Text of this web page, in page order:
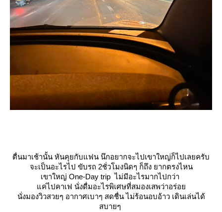
ตื่นมาเช้านั้น หันคุยกับแฟน นึกอยากจะไปเขาใหญ่ก็ไปเลยครับ
จะเป็นอะไรไป ขับรถ 2ชั่วโมงนิดๆ ก็ถึง ยากตรงไหน
เขาใหญ่ One-Day trip ไม่มีอะไรมากไปกว่า
ค่ไปคาเฟ นั่งดื่มอะไรพิเศษที่สมองเสพว่าอร่อ
นั่งมองวิวสวยๆ อากาศเบาๆ สดชื่น ไม่ร้อนอบอ้าว เดินเล่นได้
สบายๆ